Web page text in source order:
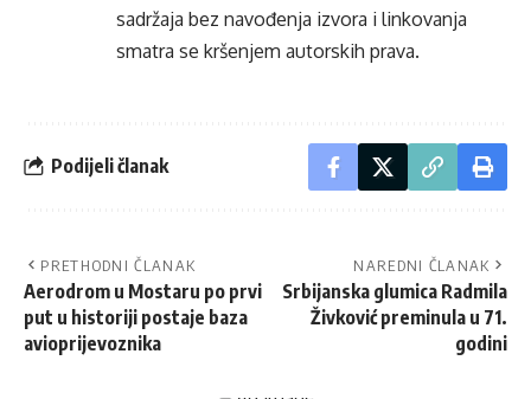
sadržaja bez navođenja izvora i linkovanja
smatra se kršenjem autorskih prava.
Podijeli članak
PRETHODNI ČLANAK
Aerodrom u Mostaru po prvi
put u historiji postaje baza
avioprijevoznika
NAREDNI ČLANAK
Srbijanska glumica Radmila
Živković preminula u 71.
godini